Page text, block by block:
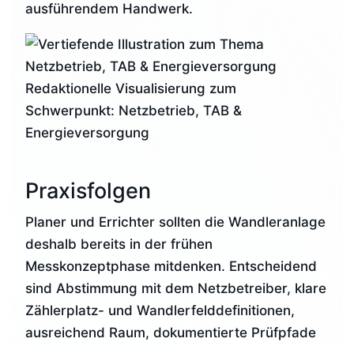
ausführendem Handwerk.
Redaktionelle Visualisierung zum
Schwerpunkt: Netzbetrieb, TAB &
Energieversorgung
Praxisfolgen
Planer und Errichter sollten die Wandleranlage
deshalb bereits in der frühen
Messkonzeptphase mitdenken. Entscheidend
sind Abstimmung mit dem Netzbetreiber, klare
Zählerplatz- und Wandlerfelddefinitionen,
ausreichend Raum, dokumentierte Prüfpfade